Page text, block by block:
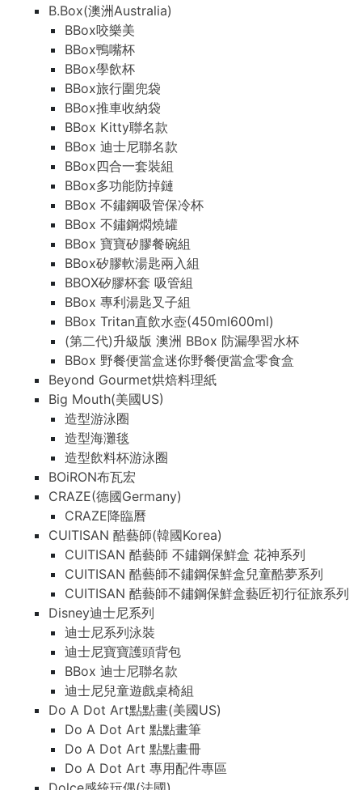
B.Box(澳洲Australia)
BBox咬樂美
BBox鴨嘴杯
BBox學飲杯
BBox旅行圍兜袋
BBox推車收納袋
BBox Kitty聯名款
BBox 迪士尼聯名款
BBox四合一套裝組
BBox多功能防掉鏈
BBox 不鏽鋼吸管保冷杯
BBox 不鏽鋼燜燒罐
BBox 寶寶矽膠餐碗組
BBox矽膠軟湯匙兩入組
BBOX矽膠杯套 吸管組
BBox 專利湯匙叉子組
BBox Tritan直飲水壺(450ml600ml)
(第二代)升級版 澳洲 BBox 防漏學習水杯
BBox 野餐便當盒迷你野餐便當盒零食盒
Beyond Gourmet烘焙料理紙
Big Mouth(美國US)
造型游泳圈
造型海灘毯
造型飲料杯游泳圈
BOiRON布瓦宏
CRAZE(德國Germany)
CRAZE降臨曆
CUITISAN 酷藝師(韓國Korea)
CUITISAN 酷藝師 不鏽鋼保鮮盒 花神系列
CUITISAN 酷藝師不鏽鋼保鮮盒兒童酷夢系列
CUITISAN 酷藝師不鏽鋼保鮮盒藝匠初行征旅系列
Disney迪士尼系列
迪士尼系列泳裝
迪士尼寶寶護頭背包
BBox 迪士尼聯名款
迪士尼兒童遊戲桌椅組
Do A Dot Art點點畫(美國US)
Do A Dot Art 點點畫筆
Do A Dot Art 點點畫冊
Do A Dot Art 專用配件專區